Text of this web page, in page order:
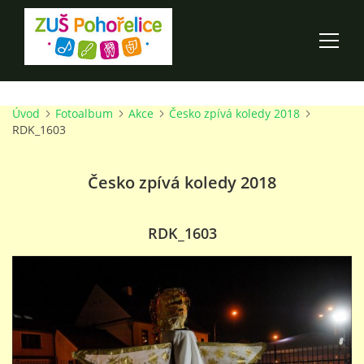
ÚVOD
PRO RODIČE
Úvod Fotoalbum Akce
Česko zpívá koledy 2018
RDK_1603
Česko zpívá koledy 2018
RDK_1603